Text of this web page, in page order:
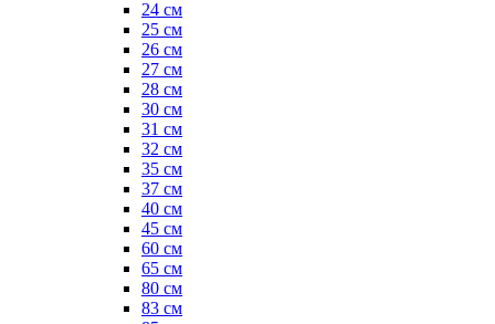
24 см
25 см
26 см
27 см
28 см
30 см
31 см
32 см
35 см
37 см
40 см
45 см
60 см
65 см
80 см
83 см